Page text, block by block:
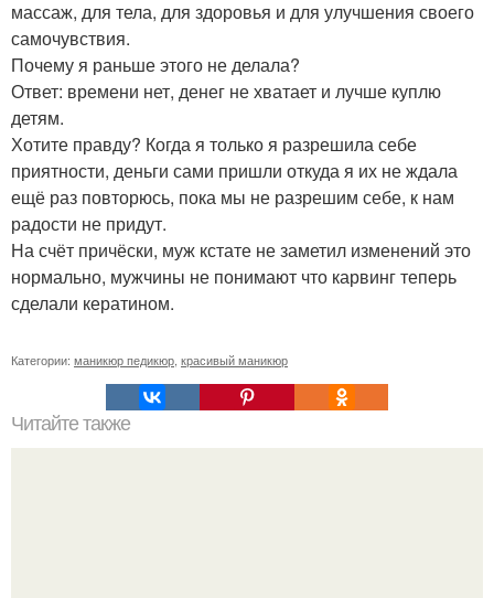
массаж, для тела, для здоровья и для улучшения своего
самочувствия.
Почему я раньше этого не делала?
Ответ: времени нет, денег не хватает и лучше куплю
детям.
Хотите правду? Когда я только я разрешила себе
приятности, деньги сами пришли откуда я их не ждала
ещё раз повторюсь, пока мы не разрешим себе, к нам
радости не придут.
На счёт причёски, муж кстате не заметил изменений это
нормально, мужчины не понимают что карвинг теперь
сделали кератином.
Категории: маникюр педикюр красивый маникюр
Читайте также